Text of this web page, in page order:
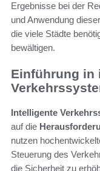
Ergebnisse bei der
und Anwendung
die viele Städte
bewältigen.
Einführung in
Intelligente
auf die
nutzen
Steuerung des
die Sicherheit zu